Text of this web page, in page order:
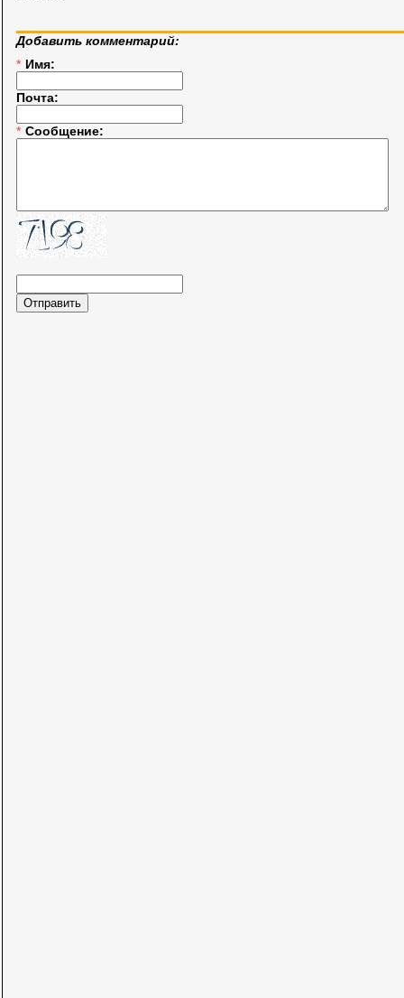
Добавить комментарий:
* Имя:
Почта:
* Сообщение: